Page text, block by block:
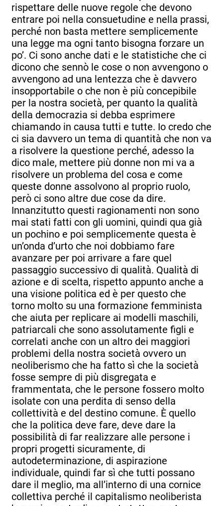
rispettare delle nuove regole che devono
entrare poi nella consuetudine e nella prassi,
perché non basta mettere semplicemente
una legge ma ogni tanto bisogna forzare un
po’. Ci sono anche dati e le statistiche che ci
dicono che sennò le cose o non avvengono o
avvengono ad una lentezza che è davvero
insopportabile o che non è più concepibile
per la nostra società, per quanto la qualità
della democrazia si debba esprimere
chiamando in causa tutti e tutte. Io credo che
ci sia davvero un tema di quantità che non va
a risolvere la questione perché, adesso la
dico male, mettere più donne non mi va a
risolvere un problema del cosa e come
queste donne assolvono al proprio ruolo,
però ci sono altre due cose da dire.
Innanzitutto questi ragionamenti non sono
mai stati fatti con gli uomini, quindi qua già
un pochino e poi semplicemente questa è
un’onda d’urto che noi dobbiamo fare
avanzare per poi arrivare a fare quel
passaggio successivo di qualità. Qualità di
azione e di scelta, rispetto appunto anche a
una visione politica ed è per questo che
torno molto su una formazione femminista
che aiuta per replicare ai modelli maschili,
patriarcali che sono assolutamente figli e
correlati anche con un altro dei maggiori
problemi della nostra società ovvero un
neoliberismo che ha fatto sì che la società
fosse sempre di più disgregata e
frammentata, che le persone fossero molto
isolate con una perdita di senso della
collettività e del destino comune. È quello
che la politica deve fare, deve dare la
possibilità di far realizzare alle persone i
propri progetti sicuramente, di
autodeterminazione, di aspirazione
individuale, quindi far sì che tutti possano
dare il meglio, ma all’interno di una cornice
collettiva perché il capitalismo neoliberista